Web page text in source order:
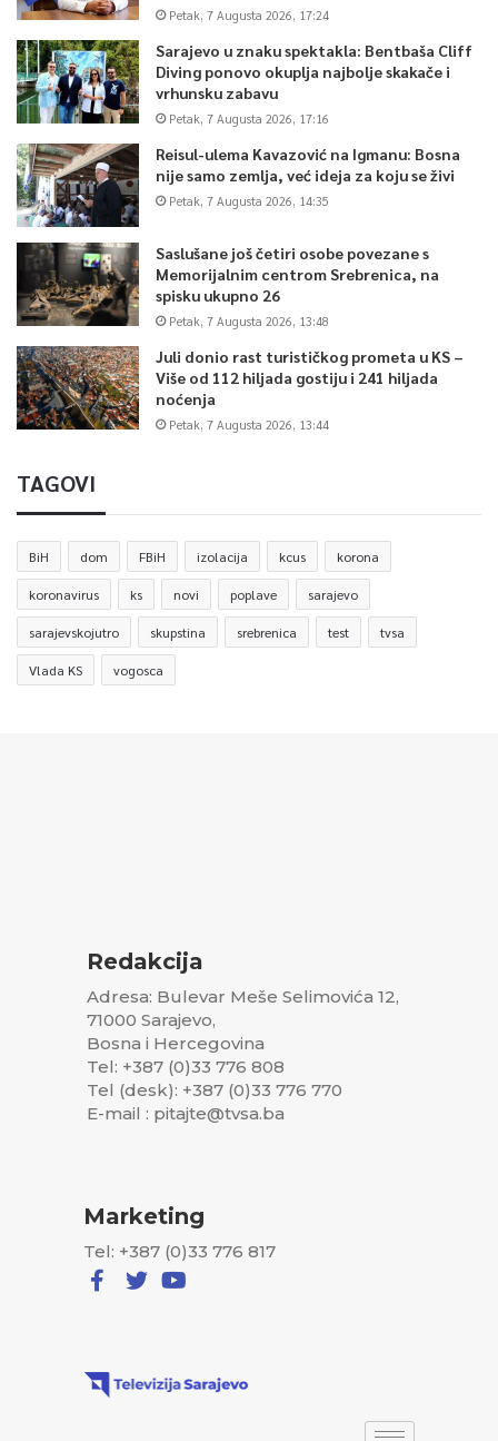
Petak, 7 Augusta 2026, 17:24
Sarajevo u znaku spektakla: Bentbaša Cliff
Diving ponovo okuplja najbolje skakače i
vrhunsku zabavu
Petak, 7 Augusta 2026, 17:16
Reisul-ulema Kavazović na Igmanu: Bosna
nije samo zemlja, već ideja za koju se živi
Petak, 7 Augusta 2026, 14:35
Saslušane još četiri osobe povezane s
Memorijalnim centrom Srebrenica, na
spisku ukupno 26
Petak, 7 Augusta 2026, 13:48
Juli donio rast turističkog prometa u KS –
Više od 112 hiljada gostiju i 241 hiljada
noćenja
Petak, 7 Augusta 2026, 13:44
TAGOVI
BiH dom FBiH izolacija kcus korona
koronavirus ks novi poplave sarajevo
sarajevskojutro skupstina srebrenica test tvsa
Vlada KS vogosca
Redakcija
Adresa: Bulevar Meše Selimovića 12,
71000 Sarajevo,
Bosna i Hercegovina
Tel: +387 (0)33 776 808
Tel (desk): +387 (0)33 776 770
E-mail : pitajte@tvsa.ba
Marketing
Tel: +387 (0)33 776 817